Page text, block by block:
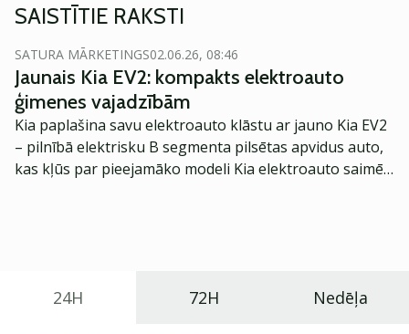
SAISTĪTIE RAKSTI
SATURA MĀRKETINGS02.06.26, 08:46
Jaunais Kia EV2: kompakts elektroauto
ģimenes vajadzībām
Kia paplašina savu elektroauto klāstu ar jauno Kia EV2
– pilnībā elektrisku B segmenta pilsētas apvidus auto,
kas kļūs par pieejamāko modeli Kia elektroauto saimē
24H 72H Nedēļa